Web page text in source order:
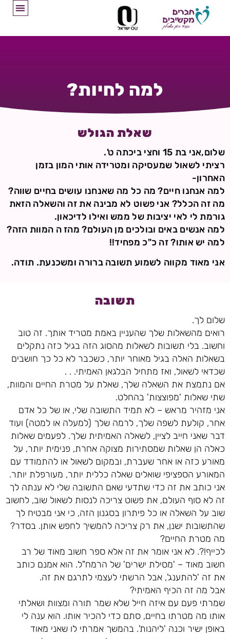
למה לחיות?
שאלת הגולש
שלום,אני בת 15 וחצי ביכתה ט'.
רציתי לשאול שמעסיקה ומטרידה אותי המון בזמן
האחרון-
למה אנחנו חיים? מה כל מה שאנחנו עושים בחיים שווה?
מה זה הכלל? אני פשוט לא מבינה את זה והשאלה הזאת
גורמת לי לאי יציבות של ממש ואילו לדיכאון.
למה אנשים באים ובולכים מן העולם? מהז ה המוות הזה?
למה יש אותו? זה כ"כ מפחיד!!
אני מאוד מקווה לשמוע תשובה ברורה ומשכנעת. תודה.
תשובה
שלום לך.
רואים מהשאלות שלך שהעניין באמת מטריד אותך. זה טוב
וחשוב. בלי תשובות לשאלות מהסוג הזה בגיל כזה נתקלים
בשאלות האלה בגיל מאוחר יותר, כשכבר לא כל כך חושבים
שכדאי לשאול, ואז מתחיל הבלגאן האמיתי. . .
אם נתמצת את השאלה שלך, שאלת על מטרת החיים והמוות,
שתי שאלות 'מפוצצות' בהחלט.
אני מזהיר מראש – לא תמיד התשובה שלי, או של כל אדם
אחר, קולעת לשפה שלך, לרמה שלך (למעלה או למטה) ועוד
דבר שאני חייב לציין, לשאלה האמיתית שלך. לפעמים שאלות
כאלה הן שאלות שמסתירות מצוקה אחרת, פנימית יותר, על
מאורע כזה או אחר שעברת, ובמקום לשאול או להתמודד עם
המאורע הספציפי שואלים שאלה כללית יותר, מעורפלת יותר.
אני כותב את זה כדי שתדעי שאם התשובה שלי לא ענתה לך
זה לא סוף העולם, את פשוט צריכה לנסות לשאול שוב, לחשוב
שוב על השאלה או כל פיתרון בסגנון הזה, כי אני מבטיח לך
שהתשובות ישנן, את רק צריכה להמשיך לחפש אותן. בסדר?
מה מטרת החיים?
לכייף!?. לא אני אומר את זה אלא ספר חשוב מאוד של רב
חשוב מאוד – 'מסילת ישרים' של הרמח"ל. הוא אמנם כותב
את זה 'להתענג', אבל הרשתי לעצמי לתרגם את זה.
אבל מה זה הכיף האמיתי?
שמרתי פעם עם איזה חייל שלא שמר תורה ומצוות ושאלתי
אותו מה מטרתו בחיים, סתם כדי להכיר אותו. הוא ענה לי
באופן ישיר וכנה 'ליהנות'. בהמשך אמרתי לו שאני מאוד